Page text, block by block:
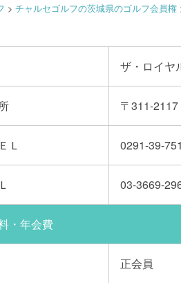
> チャルセゴルフの茨城県のゴルフ会員権
ザ・ロイヤ
〒311-
Ｌ 0291-39-
03-3669-
・年会費
正会員